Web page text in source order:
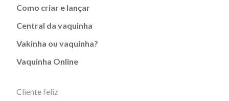
Como criar e lançar
Central da vaquinha
Vakinha ou vaquinha?
Vaquinha Online
Cliente feliz